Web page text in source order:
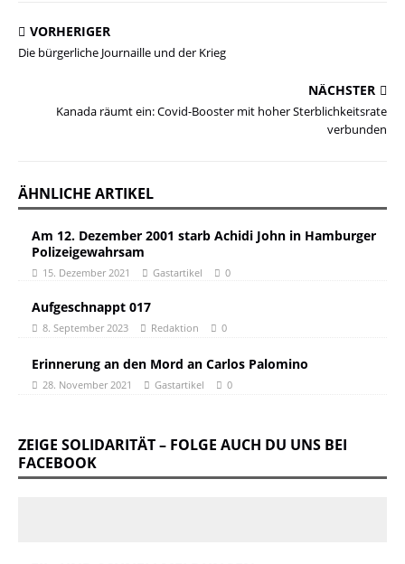
VORHERIGER
Die bürgerliche Journaille und der Krieg
NÄCHSTER
Kanada räumt ein: Covid-Booster mit hoher Sterblichkeitsrate
verbunden
ÄHNLICHE ARTIKEL
Am 12. Dezember 2001 starb Achidi John in Hamburger
Polizeigewahrsam
15. Dezember 2021 Gastartikel 0
Aufgeschnappt 017
8. September 2023 Redaktion 0
Erinnerung an den Mord an Carlos Palomino
28. November 2021 Gastartikel 0
ZEIGE SOLIDARITÄT – FOLGE AUCH DU UNS BEI
FACEBOOK